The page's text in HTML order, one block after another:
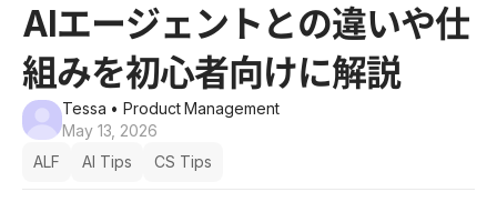
AIエージェントとの違いや仕
組みを初心者向けに解説
Tessa • Product Management
May 13, 2026
ALF
AI Tips CS Tips